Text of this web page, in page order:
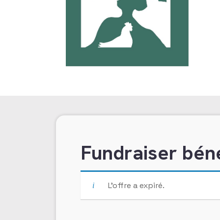
Fundraiser
L’offre a expiré.